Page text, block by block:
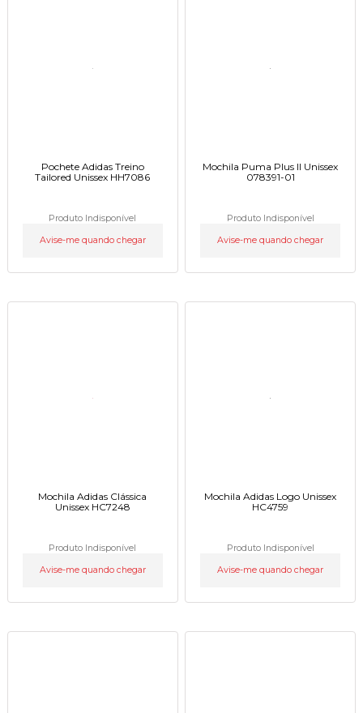
Pochete Adidas Treino
Tailored Unissex HH7086
Produto Indisponível
Avise-me quando chegar
Mochila Puma Plus II Unissex
078391-01
Produto Indisponível
Avise-me quando chegar
Mochila Adidas Clássica
Unissex HC7248
Produto Indisponível
Avise-me quando chegar
Mochila Adidas Logo Unissex
HC4759
Produto Indisponível
Avise-me quando chegar